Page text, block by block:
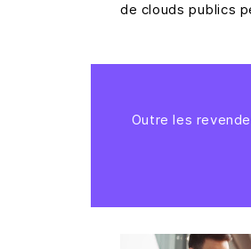
de clouds publics
Outre les